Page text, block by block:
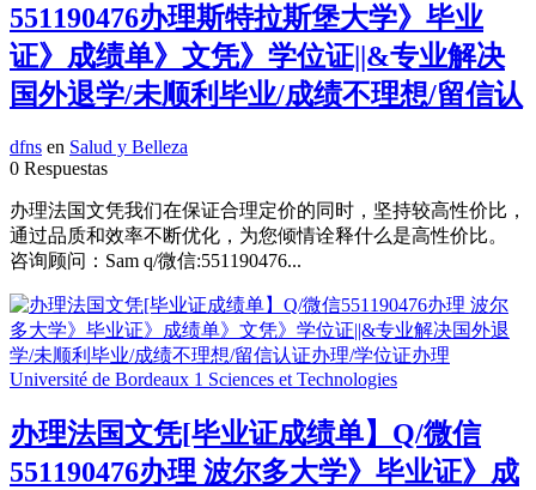
551190476办理斯特拉斯堡大学》毕业
证》成绩单》文凭》学位证||&专业解决
国外退学/未顺利毕业/成绩不理想/留信认
dfns en Salud y Belleza
0 Respuestas
办理法国文凭我们在保证合理定价的同时，坚持较高性价比，
通过品质和效率不断优化，为您倾情诠释什么是高性价比。
咨询顾问：Sam q/微信:551190476...
办理法国文凭[毕业证成绩单】Q/微信
551190476办理 波尔多大学》毕业证》成